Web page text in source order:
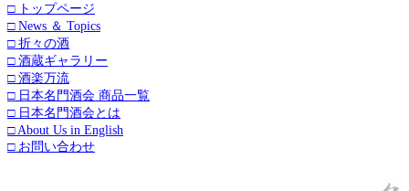
□ トップページ
□ News ＆ Topics
□ 折々の酒
□ 酒蔵ギャラリー
□ 酒楽万流
□ 日本名門酒会 商品一覧
□ 日本名門酒会とは
□ About Us in English
□ お問い合わせ